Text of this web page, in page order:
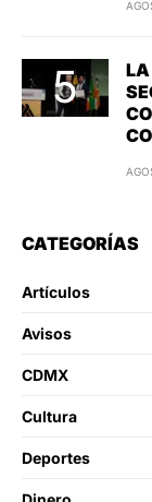
LA
CATEGORÍAS
Artículos
Avisos
CDMX
Cultura
Deportes